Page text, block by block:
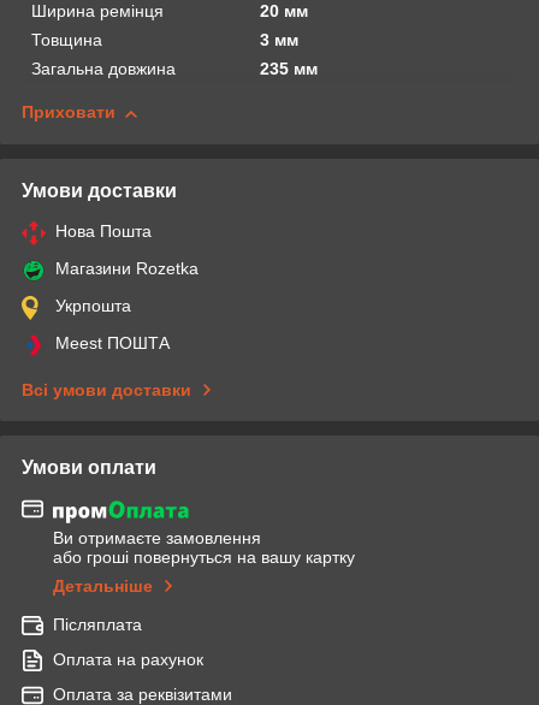
Ширина ремінця
20 мм
Товщина
3 мм
Загальна довжина
235 мм
Приховати
Умови доставки
Нова Пошта
Магазини Rozetka
Укрпошта
Meest ПОШТА
Всі умови доставки
Умови оплати
Ви отримаєте замовлення
або гроші повернуться на вашу картку
Детальніше
Післяплата
Оплата на рахунок
Оплата за реквізитами